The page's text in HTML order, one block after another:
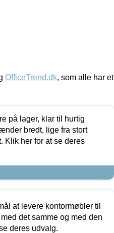
OfficeTrend.dk, som alle har et
på lager, klar til hurtig
bredt, lige fra stort
Klik her for at se deres
at levere kontormøbler til
det samme og med den
deres udvalg.